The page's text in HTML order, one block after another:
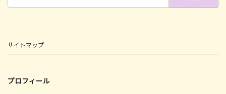
サイトマップ
プロフィール